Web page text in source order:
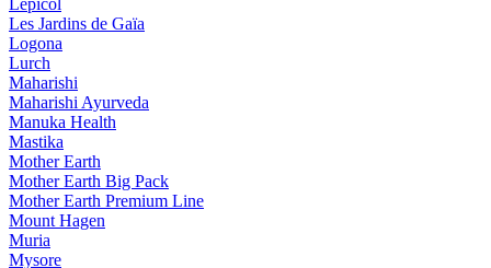
Les Jardins de Gaïa
Logona
Lurch
Maharishi
Maharishi Ayurveda
Manuka Health
Mastika
Mother Earth
Mother Earth Big Pack
Mother Earth Premium Line
Mount Hagen
Muria
Mysore